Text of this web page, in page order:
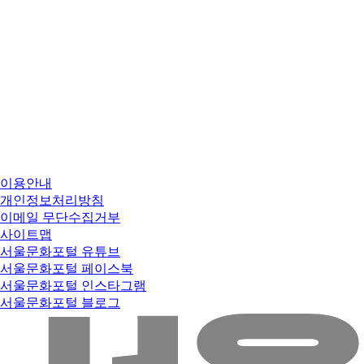
이용안내
개인정보처리방침
이메일 무단수집거부
사이트맵
서울문화포털 유튜브
서울문화포털 페이스북
서울문화포털 인스타그램
서울문화포털 블로그